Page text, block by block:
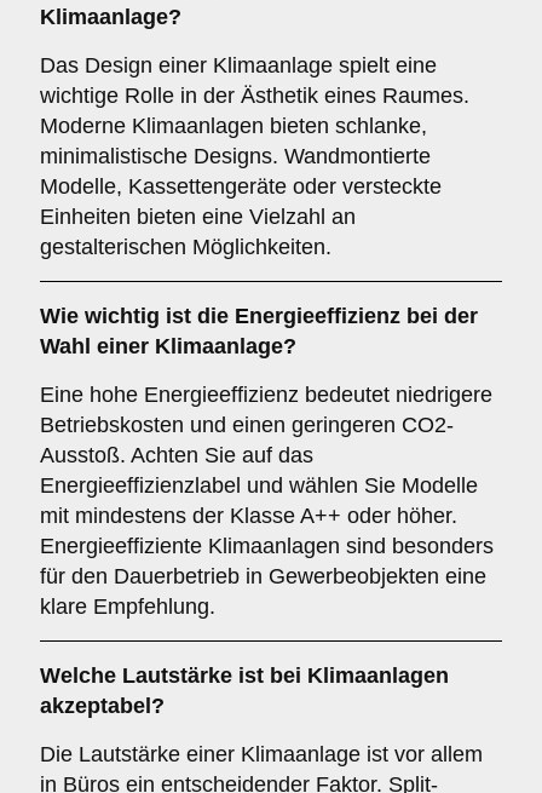
Klimaanlage?
Das Design einer Klimaanlage spielt eine
wichtige Rolle in der Ästhetik eines Raumes.
Moderne Klimaanlagen bieten schlanke,
minimalistische Designs. Wandmontierte
Modelle, Kassettengeräte oder versteckte
Einheiten bieten eine Vielzahl an
gestalterischen Möglichkeiten.
Wie wichtig ist die Energieeffizienz bei der
Wahl einer Klimaanlage?
Eine hohe Energieeffizienz bedeutet niedrigere
Betriebskosten und einen geringeren CO2-
Ausstoß. Achten Sie auf das
Energieeffizienzlabel und wählen Sie Modelle
mit mindestens der Klasse A++ oder höher.
Energieeffiziente Klimaanlagen sind besonders
für den Dauerbetrieb in Gewerbeobjekten eine
klare Empfehlung.
Welche Lautstärke ist bei Klimaanlagen
akzeptabel?
Die Lautstärke einer Klimaanlage ist vor allem
in Büros ein entscheidender Faktor. Split-